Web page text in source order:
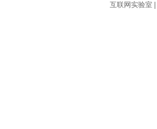
互联网实验室|